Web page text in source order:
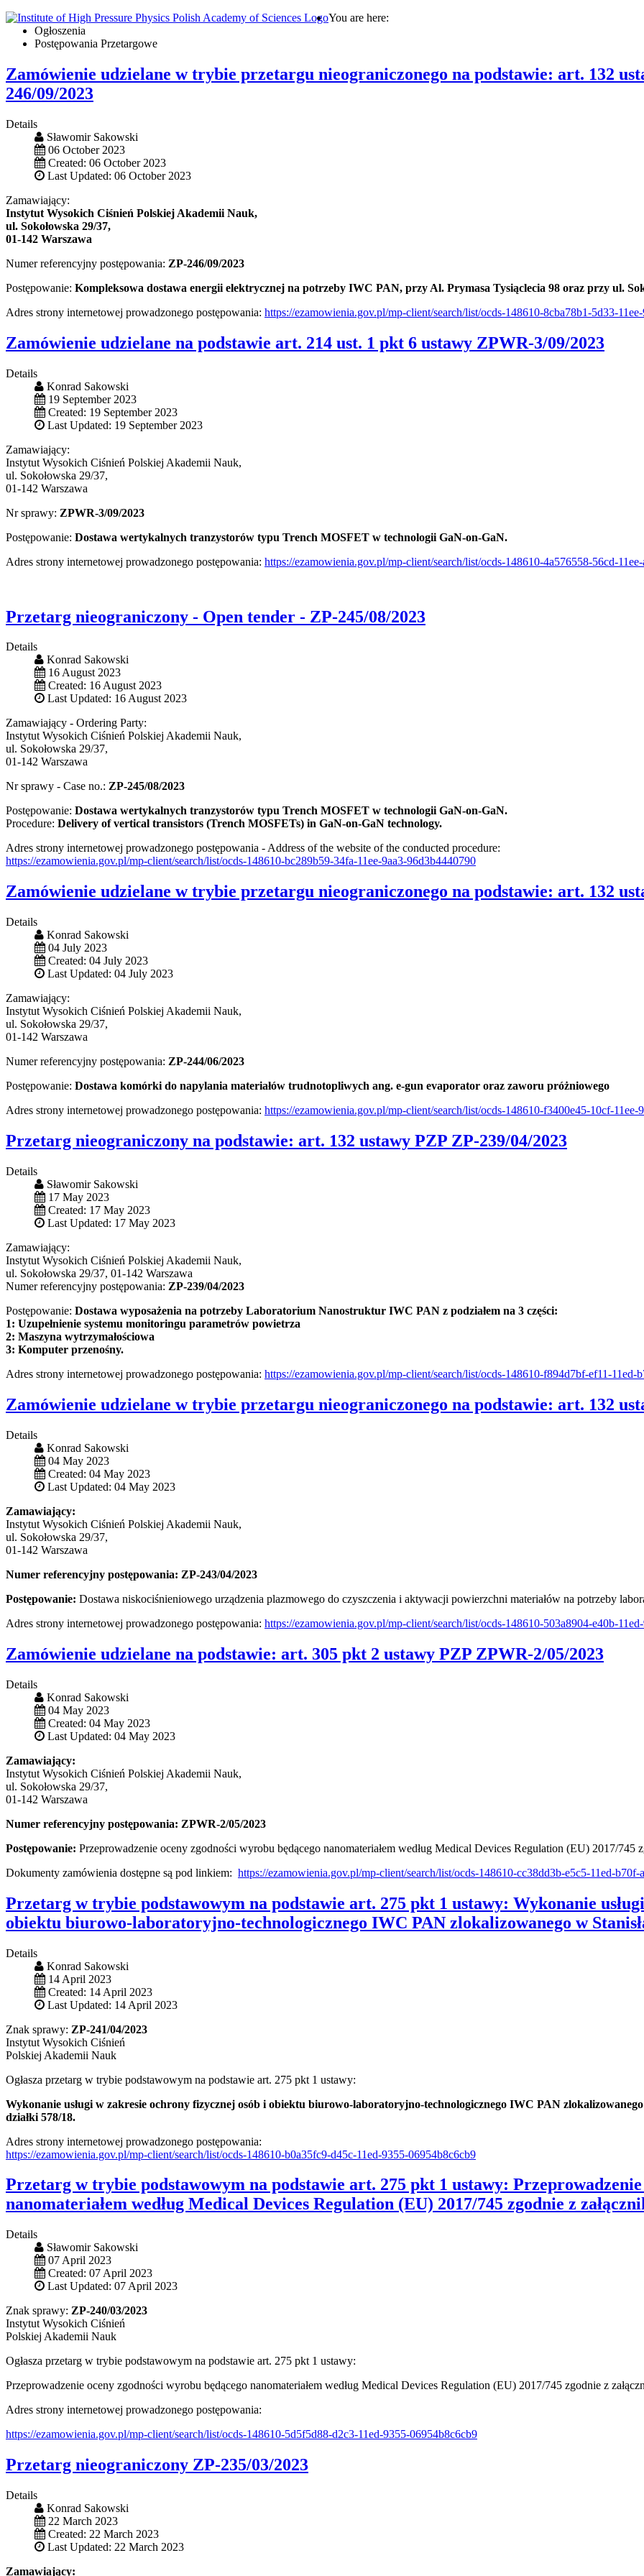
You are here:
Ogłoszenia
Postępowania Przetargowe
Zamówienie udzielane w trybie przetargu nieograniczonego na podstawie: art. 132
246/09/2023
Details
Sławomir Sakowski
06 October 2023
Created: 06 October 2023
Last Updated: 06 October 2023
Zamawiający:
Instytut Wysokich Ciśnień Polskiej Akademii Nauk,
ul. Sokołowska 29/37,
01-142 Warszawa
Numer referencyjny postępowania: ZP-246/09/2023
Postępowanie: Kompleksowa dostawa energii elektrycznej na potrzeby IWC PAN, przy Al. Prymasa Tysiąclecia 98 oraz przy ul.
Adres strony internetowej prowadzonego postępowania: https://ezamowienia.gov.pl/mp-client/search/list/ocds-148610-8cba78b1-5d33-
Zamówienie udzielane na podstawie art. 214 ust. 1 pkt 6 ustawy ZPWR-3/09/2023
Details
Konrad Sakowski
19 September 2023
Created: 19 September 2023
Last Updated: 19 September 2023
Zamawiający:
Instytut Wysokich Ciśnień Polskiej Akademii Nauk,
ul. Sokołowska 29/37,
01-142 Warszawa
Nr sprawy: ZPWR-3/09/2023
Postępowanie: Dostawa wertykalnych tranzystorów typu Trench MOSFET w technologii GaN-on-GaN.
Adres strony internetowej prowadzonego postępowania: https://ezamowienia.gov.pl/mp-client/search/list/ocds-148610-4a576558-56cd-
Przetarg nieograniczony - Open tender - ZP-245/08/2023
Details
Konrad Sakowski
16 August 2023
Created: 16 August 2023
Last Updated: 16 August 2023
Zamawiający - Ordering Party:
Instytut Wysokich Ciśnień Polskiej Akademii Nauk,
ul. Sokołowska 29/37,
01-142 Warszawa
Nr sprawy - Case no.: ZP-245/08/2023
Postępowanie: Dostawa wertykalnych tranzystorów typu Trench MOSFET w technologii GaN-on-GaN.
Procedure: Delivery of vertical transistors (Trench MOSFETs) in GaN-on-GaN technology.
Adres strony internetowej prowadzonego postępowania - Address of the website of the conducted procedure:
https://ezamowienia.gov.pl/mp-client/search/list/ocds-148610-bc289b59-34fa-11ee-9aa3-96d3b4440790
Zamówienie udzielane w trybie przetargu nieograniczonego na podstawie: art. 132
Details
Konrad Sakowski
04 July 2023
Created: 04 July 2023
Last Updated: 04 July 2023
Zamawiający:
Instytut Wysokich Ciśnień Polskiej Akademii Nauk,
ul. Sokołowska 29/37,
01-142 Warszawa
Numer referencyjny postępowania: ZP-244/06/2023
Postępowanie: Dostawa komórki do napylania materiałów trudnotopliwych ang. e-gun evaporator oraz zaworu próżniowego
Adres strony internetowej prowadzonego postępowania: https://ezamowienia.gov.pl/mp-client/search/list/ocds-148610-f3400e45-10cf-11ee-
Przetarg nieograniczony na podstawie: art. 132 ustawy PZP ZP-239/04/2023
Details
Sławomir Sakowski
17 May 2023
Created: 17 May 2023
Last Updated: 17 May 2023
Zamawiający:
Instytut Wysokich Ciśnień Polskiej Akademii Nauk,
ul. Sokołowska 29/37, 01-142 Warszawa
Numer referencyjny postępowania: ZP-239/04/2023
Postępowanie: Dostawa wyposażenia na potrzeby Laboratorium Nanostruktur IWC PAN z podziałem na 3 części:
1: Uzupełnienie systemu monitoringu parametrów powietrza
2: Maszyna wytrzymałościowa
3: Komputer przenośny.
Adres strony internetowej prowadzonego postępowania: https://ezamowienia.gov.pl/mp-client/search/list/ocds-148610-f894d7bf-ef11-11ed-
Zamówienie udzielane w trybie przetargu nieograniczonego na podstawie: art. 132
Details
Konrad Sakowski
04 May 2023
Created: 04 May 2023
Last Updated: 04 May 2023
Zamawiający:
Instytut Wysokich Ciśnień Polskiej Akademii Nauk,
ul. Sokołowska 29/37,
01-142 Warszawa
Numer referencyjny postępowania: ZP-243/04/2023
Postępowanie: Dostawa niskociśnieniowego urządzenia plazmowego do czyszczenia i aktywacji powierzchni materiałów na potrzeby
Adres strony internetowej prowadzonego postępowania: https://ezamowienia.gov.pl/mp-client/search/list/ocds-148610-503a8904-e40b-
Zamówienie udzielane na podstawie: art. 305 pkt 2 ustawy PZP ZPWR-2/05/2023
Details
Konrad Sakowski
04 May 2023
Created: 04 May 2023
Last Updated: 04 May 2023
Zamawiający:
Instytut Wysokich Ciśnień Polskiej Akademii Nauk,
ul. Sokołowska 29/37,
01-142 Warszawa
Numer referencyjny postępowania: ZPWR-2/05/2023
Postępowanie: Przeprowadzenie oceny zgodności wyrobu będącego nanomateriałem według Medical Devices Regulation (EU) 2017/745
Dokumenty zamówienia dostępne są pod linkiem: https://ezamowienia.gov.pl/mp-client/search/list/ocds-148610-cc38dd3b-e5c5-11ed-b70f-
Przetarg w trybie podstawowym na podstawie art. 275 pkt 1 ustawy: Wykonanie
obiektu biurowo-laboratoryjno-technologicznego IWC PAN zlokalizowanego w
Details
Konrad Sakowski
14 April 2023
Created: 14 April 2023
Last Updated: 14 April 2023
Znak sprawy: ZP-241/04/2023
Instytut Wysokich Ciśnień
Polskiej Akademii Nauk
Ogłasza przetarg w trybie podstawowym na podstawie art. 275 pkt 1 ustawy:
Wykonanie usługi w zakresie ochrony fizycznej osób i obiektu biurowo-laboratoryjno-technologicznego IWC PAN
działki 578/18.
Adres strony internetowej prowadzonego postępowania:
https://ezamowienia.gov.pl/mp-client/search/list/ocds-148610-b0a35fc9-d45c-11ed-9355-06954b8c6cb9
Przetarg w trybie podstawowym na podstawie art. 275 pkt 1 ustawy:
nanomateriałem według Medical Devices Regulation (EU) 2017/745 zgodnie z
Details
Sławomir Sakowski
07 April 2023
Created: 07 April 2023
Last Updated: 07 April 2023
Znak sprawy: ZP-240/03/2023
Instytut Wysokich Ciśnień
Polskiej Akademii Nauk
Ogłasza przetarg w trybie podstawowym na podstawie art. 275 pkt 1 ustawy:
Przeprowadzenie oceny zgodności wyrobu będącego nanomateriałem według Medical Devices Regulation (EU) 2017/745 zgodnie z
Adres strony internetowej prowadzonego postępowania:
https://ezamowienia.gov.pl/mp-client/search/list/ocds-148610-5d5f5d88-d2c3-11ed-9355-06954b8c6cb9
Przetarg nieograniczony ZP-235/03/2023
Details
Konrad Sakowski
22 March 2023
Created: 22 March 2023
Last Updated: 22 March 2023
Zamawiający: